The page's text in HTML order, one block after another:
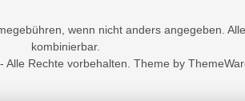
wenn nicht anders angegeben.
kombinierbar.
Alle Rechte vorbehalten. Theme by